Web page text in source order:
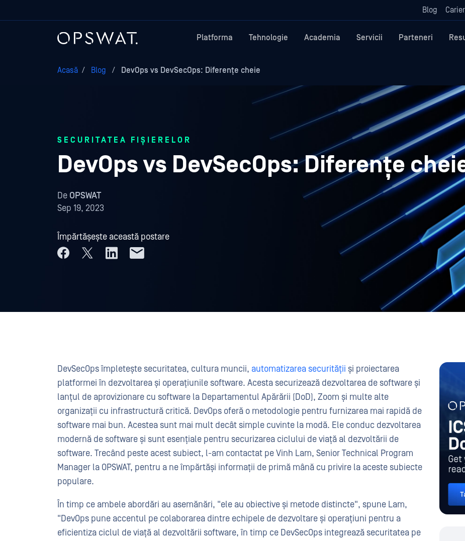
Blog
Platforma Tehnologie Academia Servicii Parteneri
Acasă / Blog / DevOps vs DevSecOps: Diferențe cheie
SECURITATEA FIȘIERELOR
DevOps vs DevSecOps: Diferențe
De OPSWAT
Sep 19, 2023
Împărtășește această postare
DevSecOps împletește securitatea, cultura muncii, automatizarea securității și proiectarea
platformei în dezvoltarea și operațiunile software. Acesta securizează dezvoltarea de software și
lanțul de aprovizionare cu software la Departamentul Apărării (DoD), Zoom și multe alte
organizații cu infrastructură critică. DevOps oferă o metodologie pentru furnizarea mai rapidă de
software mai bun. Acestea sunt mai mult decât simple cuvinte la modă. Ele conduc dezvoltarea
modernă de software și sunt esențiale pentru securizarea ciclului de viață al dezvoltării de
software. Trecând peste acest subiect, l-am contactat pe Vinh Lam, Senior Technical Program
Manager la OPSWAT, pentru a ne împărtăși informații de primă mână cu privire la aceste subiecte
populare.
În timp ce ambele abordări au asemănări, "ele au obiective și metode distincte", spune Lam,
"DevOps pune accentul pe colaborarea dintre echipele de dezvoltare și operațiuni pentru a
eficientiza ciclul de viață al dezvoltării software, în timp ce DevSecOps integrează securitatea pe